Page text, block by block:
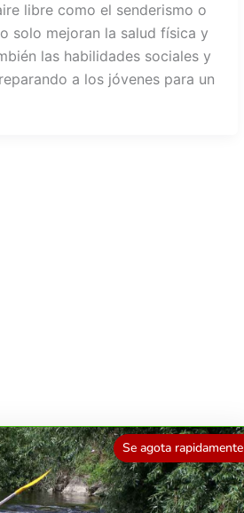
libre como el senderismo o
solo mejoran la salud física y
las habilidades sociales y
a los jóvenes para un
Se agota rapidamente